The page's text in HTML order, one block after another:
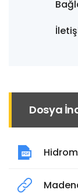
Dosya